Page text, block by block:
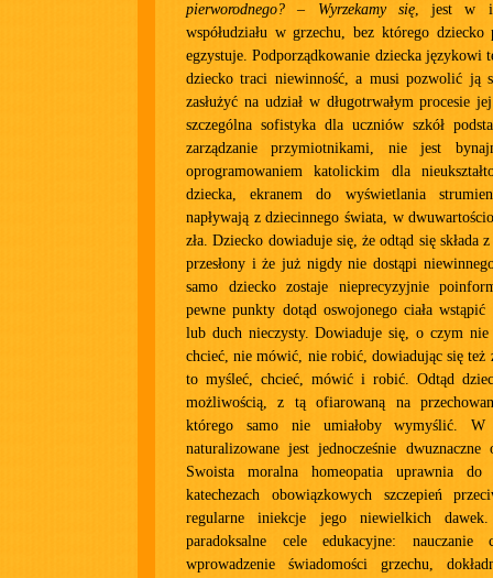
pierworodnego? – Wyrzekamy się, jest w
współudziału w grzechu, bez którego dziecko
egzystuje. Podporządkowanie dziecka językowi
dziecko traci niewinność, a musi pozwolić ją
zasłużyć na udział w długotrwałym procesie
szczególna sofistyka dla uczniów szkół
zarządzanie przymiotnikami, nie jest
oprogramowaniem katolickim dla
dziecka, ekranem do wyświetlania
napływają z dziecinnego świata, w
zła. Dziecko dowiaduje się, że odtąd się składa
przesłony i że już nigdy nie dostąpi
samo dziecko zostaje nieprecyzyjnie
pewne punkty dotąd oswojonego ciała
lub duch nieczysty. Dowiaduje się, o czym nie
chcieć, nie mówić, nie robić, dowiadując się też
to myśleć, chcieć, mówić i robić. Odtąd
możliwością, z tą ofiarowaną na
którego samo nie umiałoby wymyślić. W
naturalizowane jest jednocześnie dwuznaczne
Swoista moralna homeopatia uprawnia do
katechezach obowiązkowych szczepień
regularne iniekcje jego niewielkich
paradoksalne cele edukacyjne: nauczanie
wprowadzenie świadomości grzechu,